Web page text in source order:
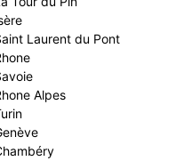
Laurent du Pont
Alpes